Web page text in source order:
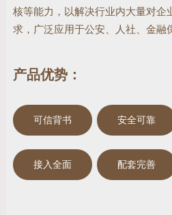
核等能力，以解决行业内大量对企
求，广泛应用于公安、人社、金融
产品优势：
可信背书 安全可靠
接入全面 配套完善